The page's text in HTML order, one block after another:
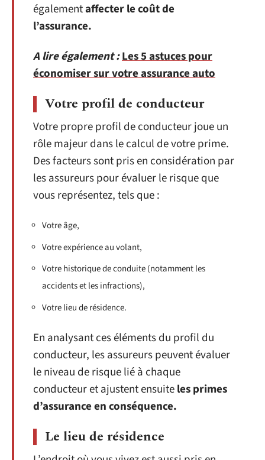
égalementaffecter le coût de
l’assurance.
A lire également :Les 5 astuces pour
économiser sur votre assurance auto
Votre profil de conducteur
Votre propre profil de conducteur joue un
rôle majeur dans le calcul de votre prime.
Des facteurs sont pris en considération par
les assureurs pour évaluer le risque que
vous représentez, tels que :
Votre âge,
Votre expérience au volant,
Votre historique de conduite (notamment les
accidents et les infractions),
Votre lieu de résidence.
En analysant ces éléments du profil du
conducteur, les assureurs peuvent évaluer
le niveau de risque lié à chaque
conducteur et ajustent ensuiteles primes
d’assurance en conséquence.
Le lieu de résidence